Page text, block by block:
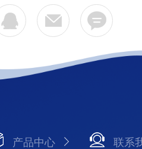
产品中心 联系